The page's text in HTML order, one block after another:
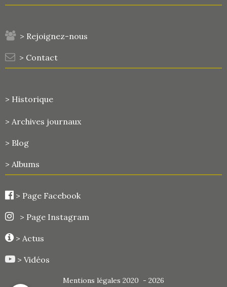
> Rejoignez-nous
> Contact
> Historique
> Archives journaux
> Blog
> Albums
> Page Facebook
> Page Instagram
> Actus
> Vidéos
Mentions légales 2020 - 2026